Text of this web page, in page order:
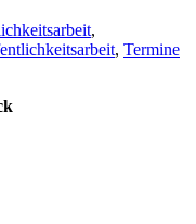
,
, Termine